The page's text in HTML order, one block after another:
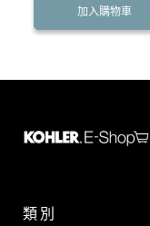
加入購物車
類別